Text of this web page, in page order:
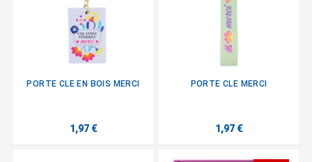
PORTE CLE EN BOIS MERCI
1,97 €
PORTE CLE MERCI
1,97 €